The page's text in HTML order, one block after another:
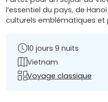
l’essentiel du pays, de
culturels emblématiques et
10 jours 9 nuits
Vietnam
Voyage classique